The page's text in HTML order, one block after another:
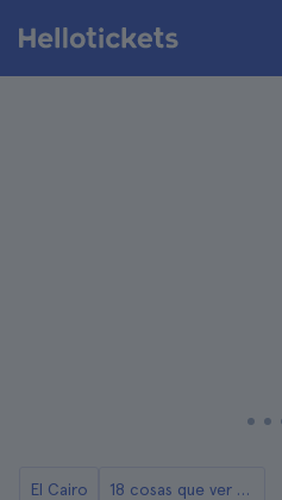
El Cairo 18 cosas que ver y hacer en El Cairo